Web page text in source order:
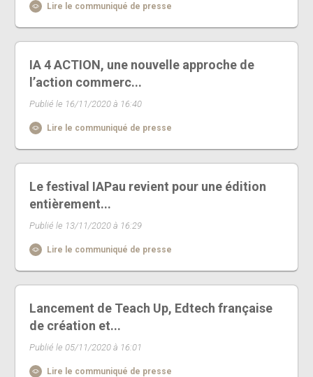
Lire le communiqué de presse
IA 4 ACTION, une nouvelle approche de
l’action commerc...
Publié le 16/11/2020 à 16:40
Lire le communiqué de presse
Le festival IAPau revient pour une édition
entièrement...
Publié le 13/11/2020 à 16:29
Lire le communiqué de presse
Lancement de Teach Up, Edtech française
de création et...
Publié le 05/11/2020 à 16:01
Lire le communiqué de presse